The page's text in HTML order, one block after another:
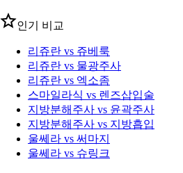
인기 비교
리쥬란 vs 쥬베룩
리쥬란 vs 물광주사
리쥬란 vs 엑소좀
스마일라식 vs 렌즈삽입술
지방분해주사 vs 윤곽주사
지방분해주사 vs 지방흡입
울쎄라 vs 써마지
울쎄라 vs 슈링크